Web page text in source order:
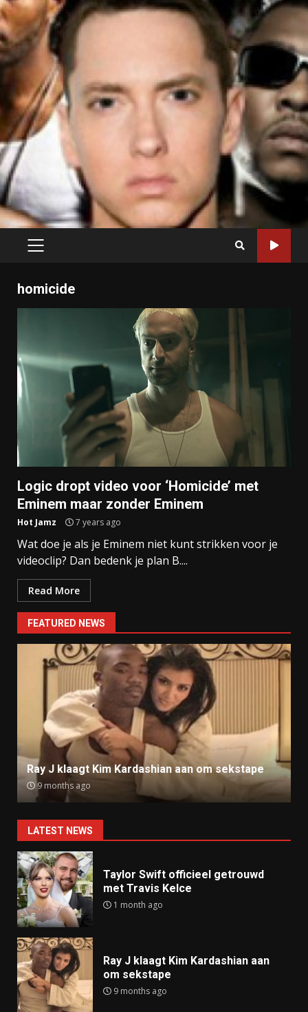
PRIMARY
homicide
Logic dropt video voor ‘Homicide’ met
Eminem maar zonder Eminem
Hot Jamz 7 years ago
Wat doe je als je Eminem niet kunt strikken voor je
videoclip? Dan bedenk je plan B....
Read More
FEATURED NEWS
Ray J klaagt Kim Kardashian aan om sekstape
9 months ago
LATEST NEWS
Taylor Swift officieel getrouwd
met Travis Kelce
1 month ago
Ray J klaagt Kim Kardashian aan
om sekstape
9 months ago